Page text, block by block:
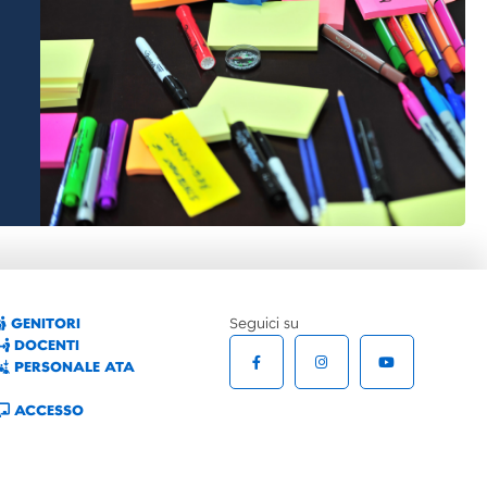
GENITORI
DOCENTI
PERSONALE ATA
ACCESSO
Seguici su